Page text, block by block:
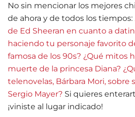
No sin mencionar los mejores
de ahora y de todos los tiempos:
de Ed Sheeran en cuanto a
haciendo tu personaje favorito
famosa de los 90s? ¿Qué mitos
muerte de la princesa Diana?
telenovelas, Bárbara Mori, sobre
Sergio Mayer? Si quieres
¡viniste al lugar indicado!